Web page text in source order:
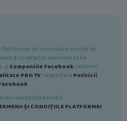
Platformei de comentarii sunteți de
cu caracter personal să fie
și Companiile Facebookconform
PRO TV, respectiv a Politicii
.
jos reprezintă acordul
ȘI CONDIȚIILE PLATFORMEI